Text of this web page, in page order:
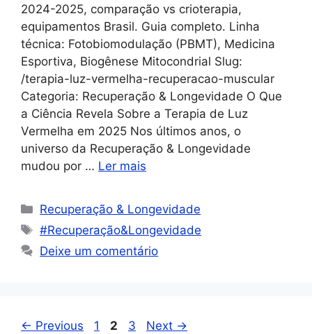
2024-2025, comparação vs crioterapia,
equipamentos Brasil. Guia completo. Linha
técnica: Fotobiomodulação (PBMT), Medicina
Esportiva, Biogênese Mitocondrial Slug:
/terapia-luz-vermelha-recuperacao-muscular
Categoria: Recuperação & Longevidade O Que
a Ciência Revela Sobre a Terapia de Luz
Vermelha em 2025 Nos últimos anos, o
universo da Recuperação & Longevidade
mudou por … Ler mais
Recuperação & Longevidade
#Recuperação&Longevidade
Deixe um comentário
← Previous 1 2 3 Next →